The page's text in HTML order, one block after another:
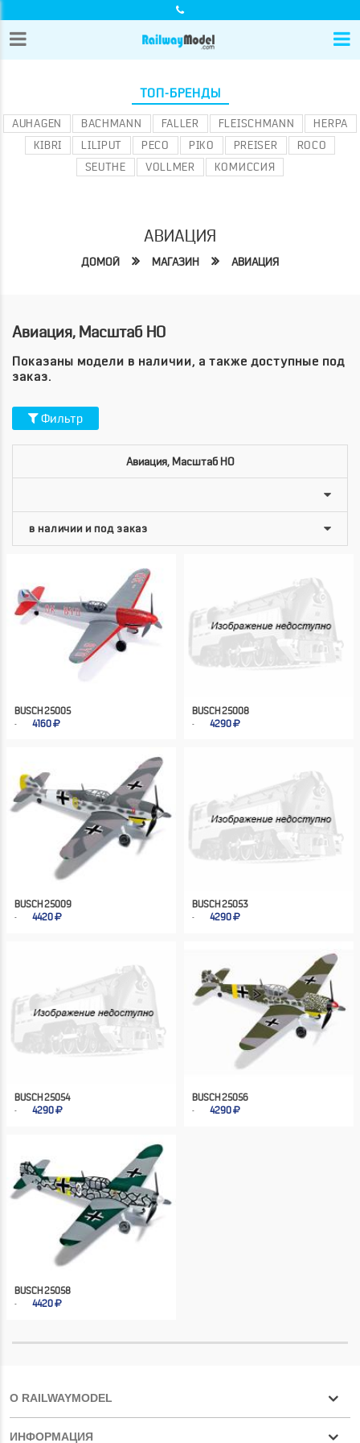
ТОП-БРЕНДЫ
AUHAGEN BACHMANN FALLER FLEISCHMANN
HERPA
KIBRI
LILIPUT PECO PIKO PREISER
ROCO
SEUTHE
VOLLMER КОМИССИЯ
АВИАЦИЯ
ДОМОЙ МАГАЗИН АВИАЦИЯ
Авиация, Масштаб HO
Показаны модели в наличии, а также доступные под
заказ.
Фильтр
Авиация, Масштаб HO
BUSCH 25005
4160
BUSCH 25008
4290
BUSCH 25009
4420
BUSCH 25053
4290
BUSCH 25054
4290
BUSCH 25056
4290
BUSCH 25058
4420
О RAILWAYMODEL
ИНФОРМАЦИЯ